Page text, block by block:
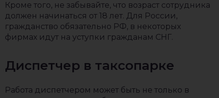
Кроме того, не забывайте, что возраст сотрудника
должен начинаться от 18 лет. Для России,
гражданство обязательно РФ, в некоторых
фирмах идут на уступки гражданам СНГ.
Диспетчер в таксопарке
Работа диспетчером может быть не только в